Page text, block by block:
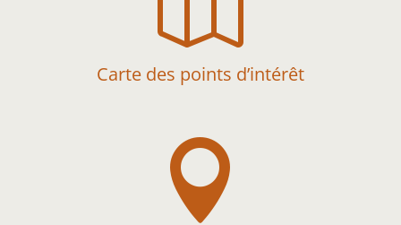
Carte des points d’intérêt
